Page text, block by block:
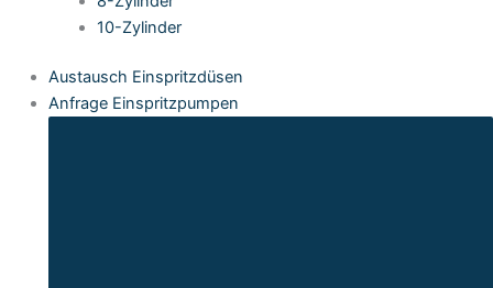
10-Zylinder
Austausch Einspritzdüsen
Anfrage Einspritzpumpen